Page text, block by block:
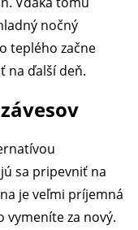
nočný
teplého začne
na ďalší deň.
sa pripevniť na
je veľmi príjemná
vymeníte za nový.